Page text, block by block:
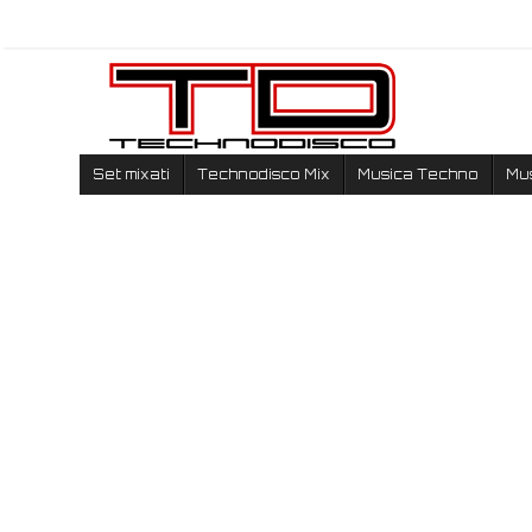
Set mixati Technodisco Mix Musica Techno